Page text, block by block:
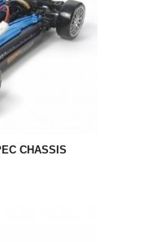
CHASSIS